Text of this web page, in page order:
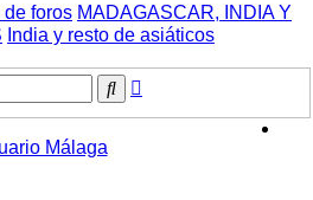
de foros MADAGASCAR, INDIA Y
India y resto de asiáticos
Buscar